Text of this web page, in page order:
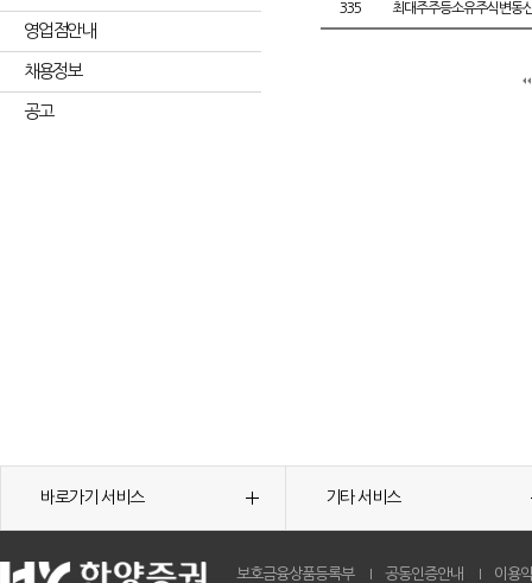
영업점안내
채용정보
공고
335 최대주주등소유주식변동
바로가기 서비스 기타 서비스
보호금융상품등록부 공동인증안내 이용